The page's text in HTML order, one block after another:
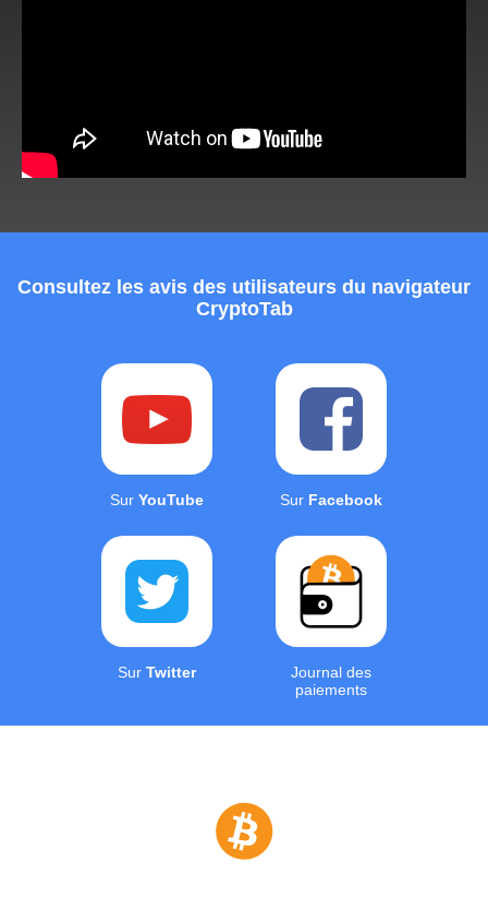
Consultez les avis des utilisateurs du navigateur
CryptoTab
Sur YouTube Sur Facebook
Sur Twitter
Journal des
paiements